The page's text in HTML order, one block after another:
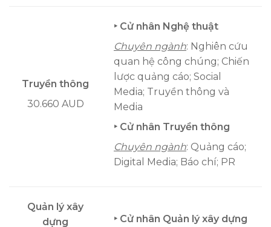
Truyền thông
30.660 AUD
‣ Cử nhân Nghệ thuật
Chuyên ngành: Nghiên cứu
quan hệ công chúng; Chiến
lược quảng cáo; Social
Media; Truyền thông và
Media
‣ Cử nhân Truyền thông
Chuyên ngành: Quảng cáo;
Digital Media; Báo chí; PR
Quản lý xây
dựng
‣ Cử nhân Quản lý xây dựng